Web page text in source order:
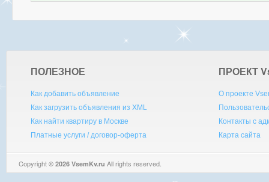
ПОЛЕЗНОЕ
Как добавить объявление
Как загрузить объявления из XML
Как найти квартиру в Москве
Платные услуги / договор-оферта
ПРОЕКТ V
О проекте
Контакты с
Карта сайта
Copyright © 2026 VsemKv.ru All rights reserved.